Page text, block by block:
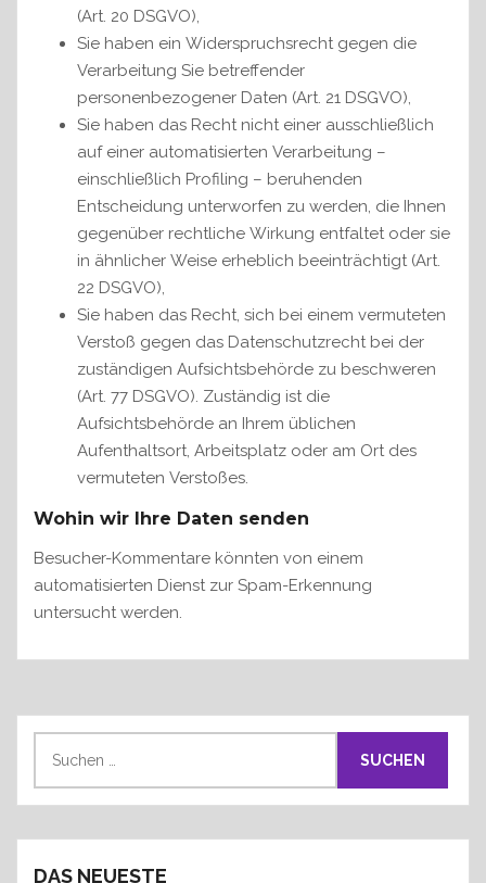
(Art. 20 DSGVO),
Sie haben ein Widerspruchsrecht gegen die
Verarbeitung Sie betreffender
personenbezogener Daten (Art. 21 DSGVO),
Sie haben das Recht nicht einer ausschließlich
auf einer automatisierten Verarbeitung –
einschließlich Profiling – beruhenden
Entscheidung unterworfen zu werden, die Ihnen
gegenüber rechtliche Wirkung entfaltet oder sie
in ähnlicher Weise erheblich beeinträchtigt (Art.
22 DSGVO),
Sie haben das Recht, sich bei einem vermuteten
Verstoß gegen das Datenschutzrecht bei der
zuständigen Aufsichtsbehörde zu beschweren
(Art. 77 DSGVO). Zuständig ist die
Aufsichtsbehörde an Ihrem üblichen
Aufenthaltsort, Arbeitsplatz oder am Ort des
vermuteten Verstoßes.
Wohin wir Ihre Daten senden
Besucher-Kommentare könnten von einem
automatisierten Dienst zur Spam-Erkennung
untersucht werden.
DAS NEUESTE